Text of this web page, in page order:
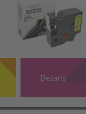
Details